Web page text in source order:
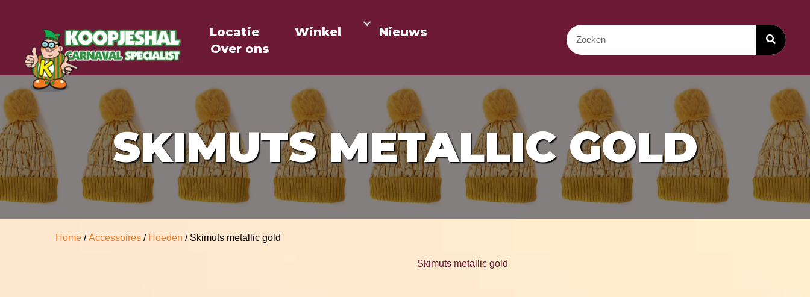
Locatie Winkel
Nieuws
Over ons
SKIMUTS METALLIC GOLD
Home /Accessoires / Hoeden / Skimuts metallic gold
Skimuts metallic gold